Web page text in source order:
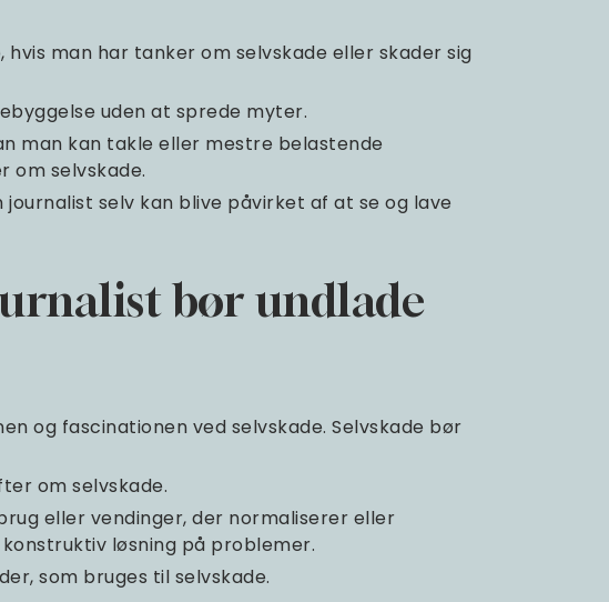
man har tanker om selvskade eller skader sig
uden at sprede myter.
man kan takle eller mestre belastende
om selvskade.
selv kan blive påvirket af at se og lave
bør undlade
og fascinationen ved selvskade. Selvskade bør
om selvskade.
eller vendinger, der normaliserer eller
løsning på problemer.
som bruges til selvskade.